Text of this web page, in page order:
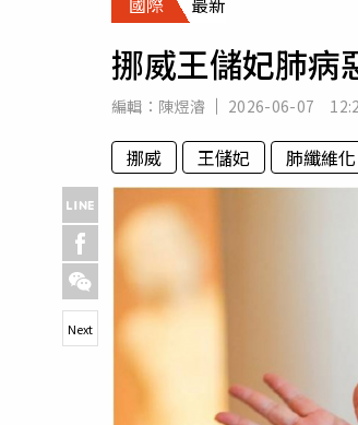
挪威王儲妃肺病
編輯： 陳煜濬 2026-06-07
挪威 王儲妃 肺纖維化
Next